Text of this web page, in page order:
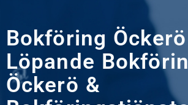
Bokföring
Löpande
Öckerö &